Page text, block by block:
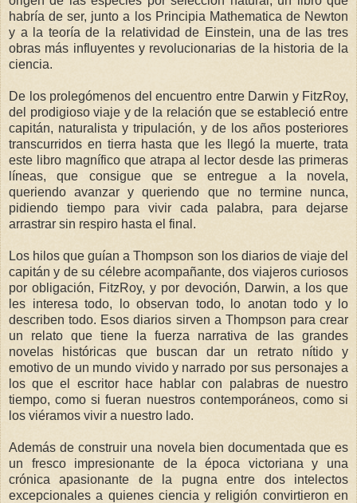
habría de ser, junto a los Principia Mathematica de Newton
y a la teoría de la relatividad de Einstein, una de las tres
obras más influyentes y revolucionarias de la historia de la
ciencia.
De los prolegómenos del encuentro entre Darwin y FitzRoy,
del prodigioso viaje y de la relación que se estableció entre
capitán, naturalista y tripulación, y de los años posteriores
transcurridos en tierra hasta que les llegó la muerte, trata
este libro magnífico que atrapa al lector desde las primeras
líneas, que consigue que se entregue a la novela,
queriendo avanzar y queriendo que no termine nunca,
pidiendo tiempo para vivir cada palabra, para dejarse
arrastrar sin respiro hasta el final.
Los hilos que guían a Thompson son los diarios de viaje del
capitán y de su célebre acompañante, dos viajeros curiosos
por obligación, FitzRoy, y por devoción, Darwin, a los que
les interesa todo, lo observan todo, lo anotan todo y lo
describen todo. Esos diarios sirven a Thompson para crear
un relato que tiene la fuerza narrativa de las grandes
novelas históricas que buscan dar un retrato nítido y
emotivo de un mundo vivido y narrado por sus personajes a
los que el escritor hace hablar con palabras de nuestro
tiempo, como si fueran nuestros contemporáneos, como si
los viéramos vivir a nuestro lado.
Además de construir una novela bien documentada que es
un fresco impresionante de la época victoriana y una
crónica apasionante de la pugna entre dos intelectos
excepcionales a quienes ciencia y religión convirtieron en